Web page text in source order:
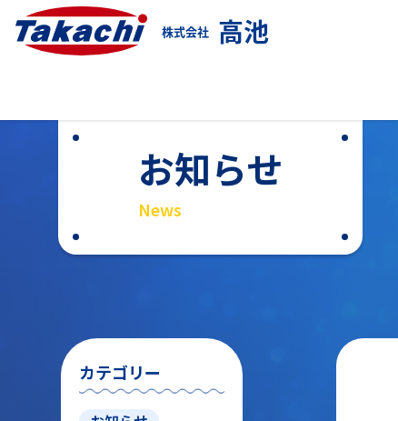
株式会社 高池
お知らせ
News
カテゴリー